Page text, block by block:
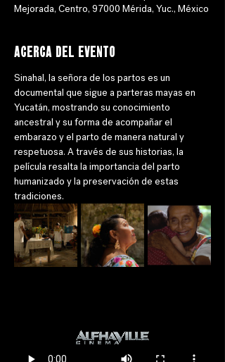
Mejorada, Centro, 97000 Mérida, Yuc., México
Acerca del evento
Sinahal, la señora de los partos es un
documental que sigue a parteras mayas en
Yucatán, mostrando su conocimiento
ancestral y su forma de acompañar el
embarazo y el parto de manera natural y
respetuosa. A través de sus historias, la
película resalta la importancia del parto
humanizado y la preservación de estas
tradiciones.